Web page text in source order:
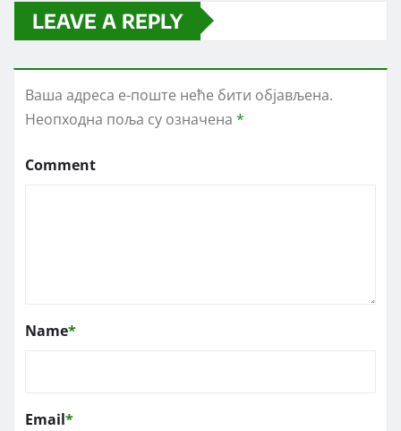
LEAVE A REPLY
Ваша адреса е-поште неће бити објављена.
Неопходна поља су означена *
Comment
Name*
Email*